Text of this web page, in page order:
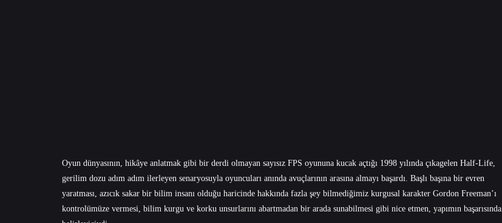
Oyun dünyasının, hikâye anlatmak gibi bir derdi olmayan sayısız FPS oyununa kucak açtığı 1998 yılında çıkagelen Half-Life,
gerilim dozu adım adım ilerleyen senaryosuyla oyuncuları anında avuçlarının arasına almayı başardı. Başlı başına bir evren
yaratması, azıcık sakar bir bilim insanı olduğu haricinde hakkında fazla şey bilmediğimiz kurgusal karakter Gordon Freeman’ı
kontrolümüze vermesi, bilim kurgu ve korku unsurlarını abartmadan bir arada sunabilmesi gibi nice etmen, yapımın başarısında